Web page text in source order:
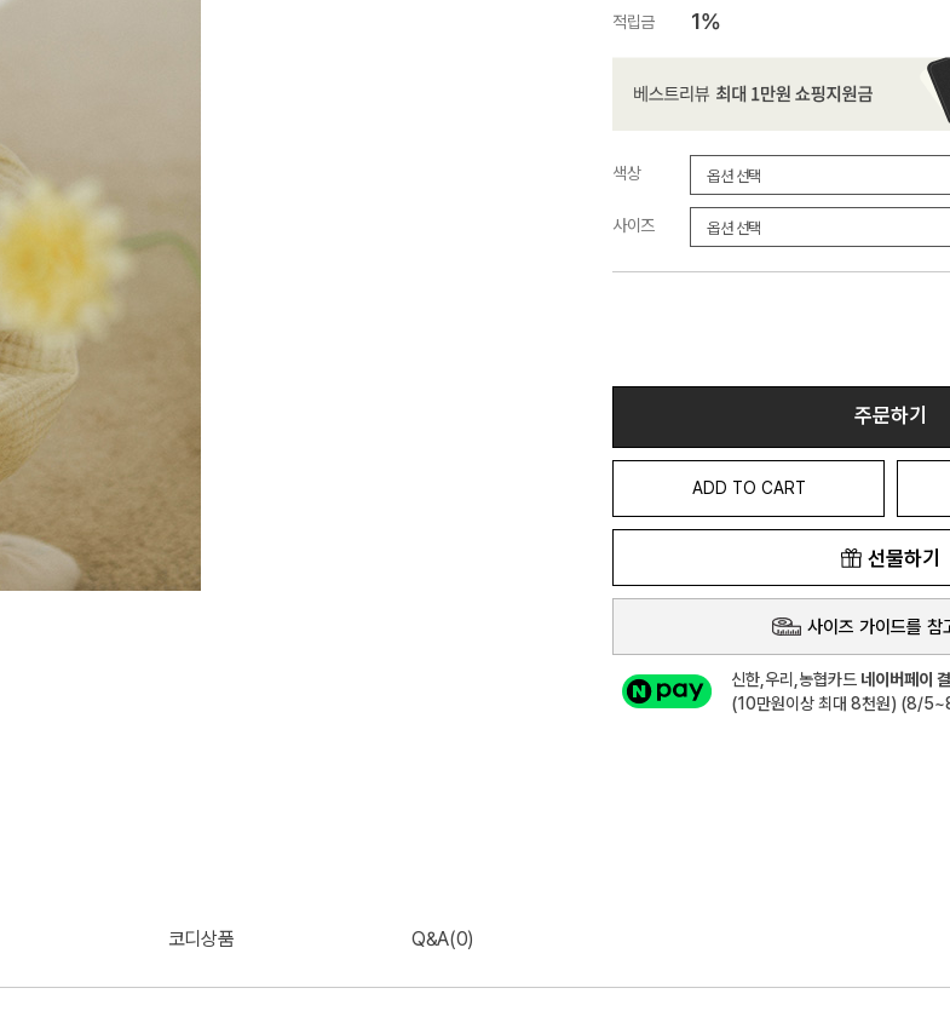
적립금 1%
색상
사이즈
주문하기
ADD TO CART
선물하기
사이즈 가이드를 참
신한,우리,농협카드 네이버페이
(10만원이상 최대 8천원) (8/
코디상품 Q&A(0)